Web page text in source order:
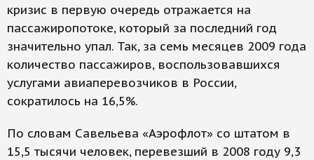
кризис в первую очередь отражается на
пассажиропотоке, который за последний год
значительно упал. Так, за семь месяцев 2009 года
количество пассажиров, воспользовавшихся
услугами авиаперевозчиков в России,
сократилось на 16,5%.
По словам Савельева «Аэрофлот» со штатом в
15,5 тысячи человек, перевезший в 2008 году 9,3